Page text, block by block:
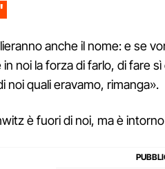
anche il nome: e se
noi la forza di farlo, di fare
noi quali eravamo, rimanga».
è fuori di noi, ma è